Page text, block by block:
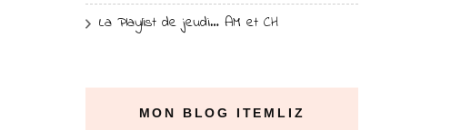
La Playlist de jeudi… AM et CH
MON BLOG ITEMLIZ